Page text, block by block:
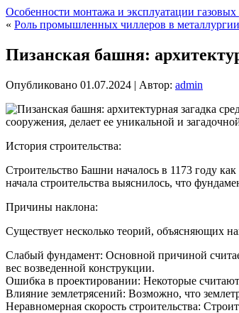
Особенности монтажа и эксплуатации
« Роль промышленных чиллеров в
Пизанская башня:
Опубликовано 01.07.2024 | Автор: admin
сооружения, делает ее уникальной и
История строительства:
Строительство Башни началось в 1173 году
начала строительства выяснилось, что
Причины наклона:
Существует несколько теорий, объясняющих
Слабый фундамент: Основной причиной
вес возведенной конструкции.
Ошибка в проектировании: Некоторые
Влияние землетрясений: Возможно, что
Неравномерная скорость строительства: